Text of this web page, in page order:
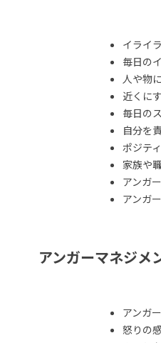
イライ
毎日の
人や物
近くに
毎日の
自分を
ポジテ
家族や
アンガ
アンガ
アンガーマネジメ
アンガ
怒りの